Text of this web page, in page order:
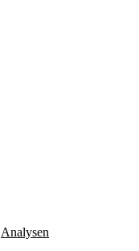
Analysen